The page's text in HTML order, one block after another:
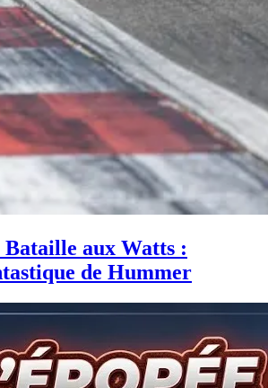
Bataille aux Watts :
de Hummer